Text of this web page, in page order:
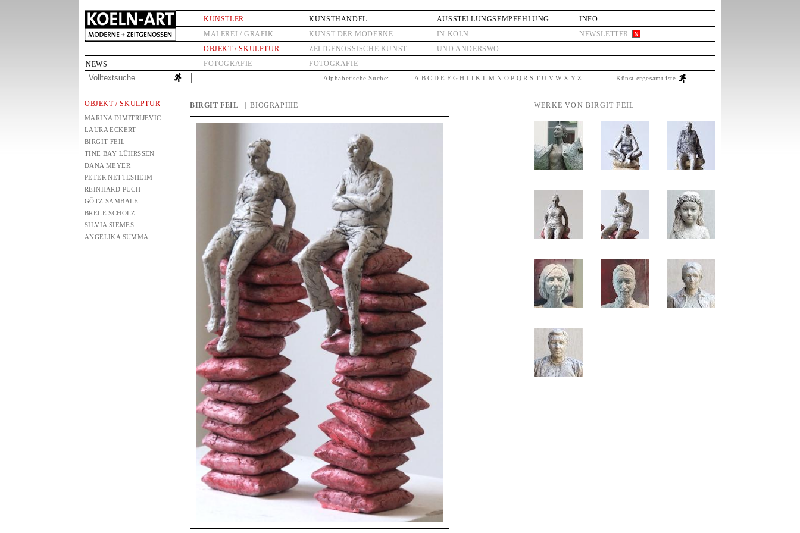
NEWS
KÜNSTLER
MALEREI / GRAFIK
OBJEKT / SKULPTUR
FOTOGRAFIE
KUNSTHANDEL
KUNST DER MODERNE
ZEITGENÖSSISCHE KUNST
FOTOGRAFIE
AUSSTELLUNGSEMPFEHLUNG
IN KÖLN
UND ANDERSWO
INFO
NEWSLETTER
Alphabetische Suche: A B C D E F G H I J K L M N O P Q R S T U V W X Y Z Künstlergesamtliste
OBJEKT / SKULPTUR
MARINA DIMITRIJEVIC
LAURA ECKERT
BIRGIT FEIL
TINE BAY LÜHRSSEN
DANA MEYER
PETER NETTESHEIM
REINHARD PUCH
GÖTZ SAMBALE
BRELE SCHOLZ
SILVIA SIEMES
ANGELIKA SUMMA
BIRGIT FEIL | BIOGRAPHIE WERKE VON BIRGIT FEIL